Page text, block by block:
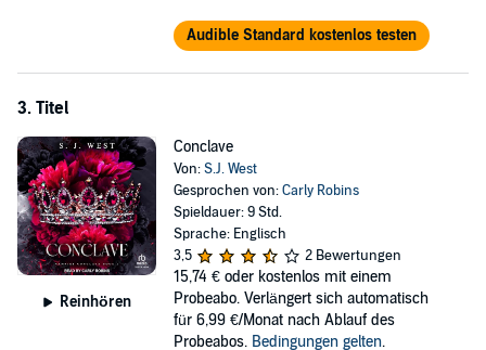
Audible Standard kostenlos testen
3. Titel
Reinhören
Conclave
Von:S.J. West
Gesprochen von:Carly Robins
Spieldauer: 9 Std.
Sprache: Englisch
3,5
2 Bewertungen
15,74 € oder kostenlos mit einem
Probeabo. Verlängert sich automatisch
für 6,99 €/Monat nach Ablauf des
Probeabos. Bedingungen gelten.